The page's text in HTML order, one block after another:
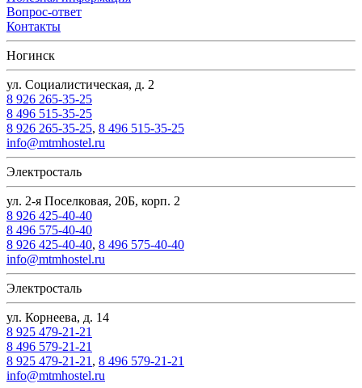
Вопрос-ответ
Контакты
Ногинск
ул. Социалистическая, д. 2
8 926 265-35-25
8 496 515-35-25
8 926 265-35-25, 8 496 515-35-25
info@mtmhostel.ru
Электросталь
ул. 2-я Поселковая, 20Б, корп. 2
8 926 425-40-40
8 496 575-40-40
8 926 425-40-40, 8 496 575-40-40
info@mtmhostel.ru
Электросталь
ул. Корнеева, д. 14
8 925 479-21-21
8 496 579-21-21
8 925 479-21-21 , 8 496 579-21-21
info@mtmhostel.ru